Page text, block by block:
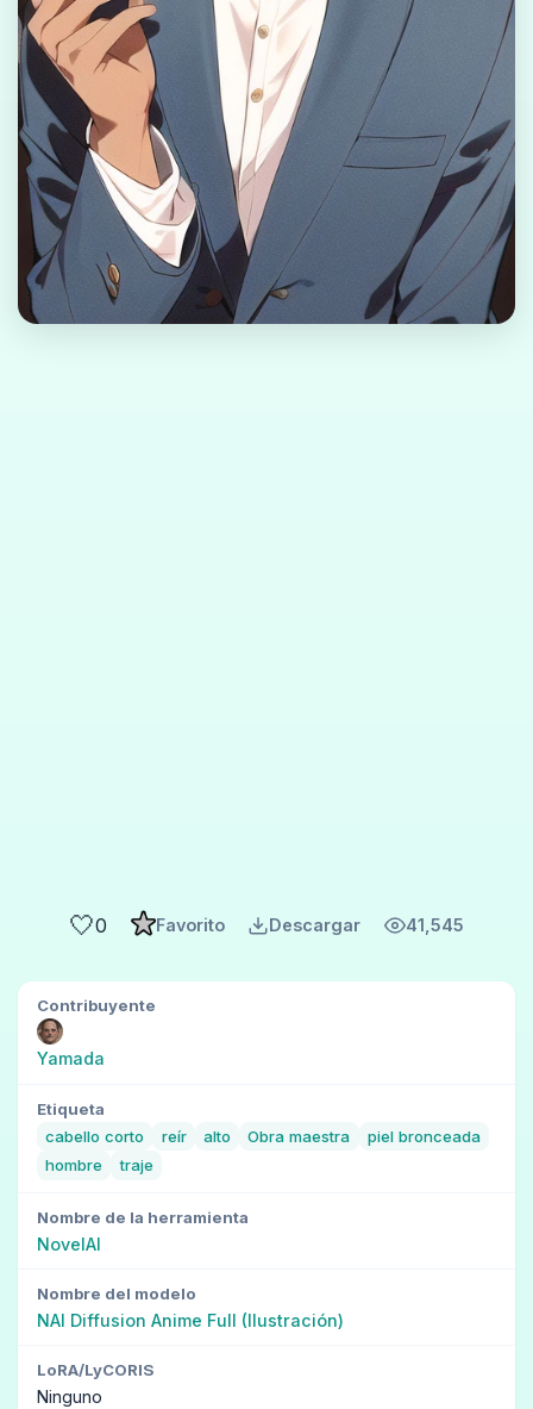
🤍0 Favorito Descargar 41,545
Contribuyente
Yamada
Etiqueta
cabello corto
reír alto Obra maestra
piel bronceada
hombre
traje
Nombre de la herramienta
NovelAI
Nombre del modelo
NAI Diffusion Anime Full (Ilustración)
LoRA/LyCORIS
Ninguno